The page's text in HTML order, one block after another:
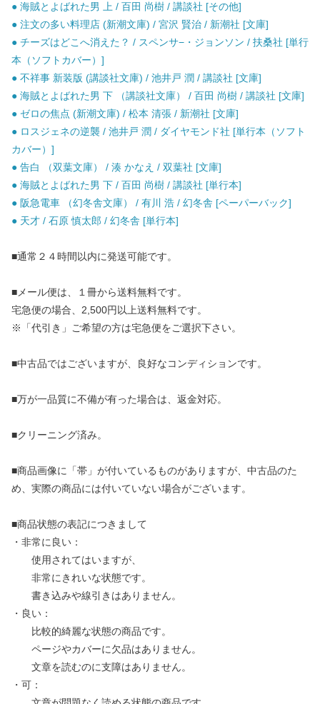
● 海賊とよばれた男 上 / 百田 尚樹 / 講談社 [その他]
● 注文の多い料理店 (新潮文庫) / 宮沢 賢治 / 新潮社 [文庫]
● チーズはどこへ消えた？ / スペンサ−・ジョンソン / 扶桑社 [単行
本（ソフトカバー）]
● 不祥事 新装版 (講談社文庫) / 池井戸 潤 / 講談社 [文庫]
● 海賊とよばれた男 下 （講談社文庫） / 百田 尚樹 / 講談社 [文庫]
● ゼロの焦点 (新潮文庫) / 松本 清張 / 新潮社 [文庫]
● ロスジェネの逆襲 / 池井戸 潤 / ダイヤモンド社 [単行本（ソフト
カバー）]
● 告白 （双葉文庫） / 湊 かなえ / 双葉社 [文庫]
● 海賊とよばれた男 下 / 百田 尚樹 / 講談社 [単行本]
● 阪急電車 （幻冬舎文庫） / 有川 浩 / 幻冬舎 [ペーパーバック]
● 天才 / 石原 慎太郎 / 幻冬舎 [単行本]
■通常２４時間以内に発送可能です。
■メール便は、１冊から送料無料です。
宅急便の場合、2,500円以上送料無料です。
※「代引き」ご希望の方は宅急便をご選択下さい。
■中古品ではございますが、良好なコンディションです。
■万が一品質に不備が有った場合は、返金対応。
■クリーニング済み。
■商品画像に「帯」が付いているものがありますが、中古品のた
め、実際の商品には付いていない場合がございます。
■商品状態の表記につきまして
・非常に良い：
使用されてはいますが、
非常にきれいな状態です。
書き込みや線引きはありません。
・良い：
比較的綺麗な状態の商品です。
ページやカバーに欠品はありません。
文章を読むのに支障はありません。
・可：